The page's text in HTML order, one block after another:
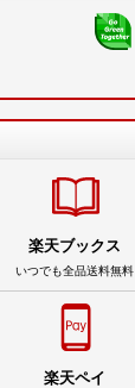
楽天ブックス
いつでも全品送料無料
楽天ペイ